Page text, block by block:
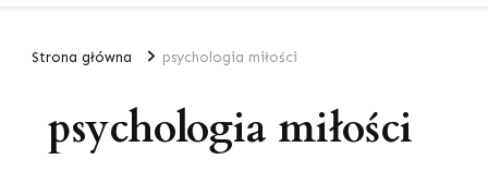
Strona główna psychologia miłości
psychologia miłości